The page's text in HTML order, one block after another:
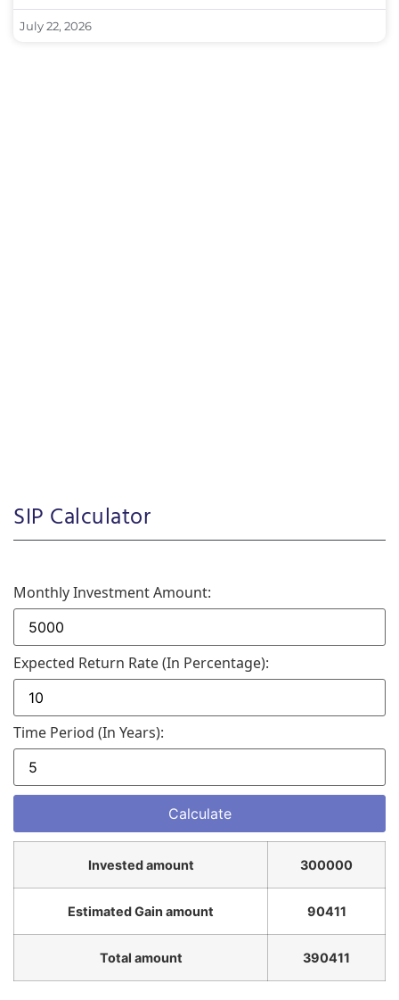
July 22, 2026
SIP Calculator
Monthly Investment Amount:
Expected Return Rate (in Percentage):
Time Period (in Years):
Invested amount 300000
Estimated Gain amount 90411
Total amount 390411